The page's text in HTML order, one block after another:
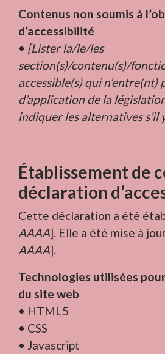
Contenus non soumis à
d’accessibilité
• [Lister la/le/les
section(s)/contenu(s)/
accessible(s) qui n’entre(nt)
d’application de la
indiquer les alternatives s’il
Établissement de
déclaration
Cette déclaration a été
AAAA]. Elle a été mise à
AAAA].
Technologies utilisées
du site web
• HTML5
• CSS
• Javascript